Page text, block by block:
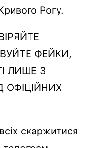
Рогу.
ФЕЙКИ,
ЛИШЕ З
ОФІЦІЙНИХ
скаржитися